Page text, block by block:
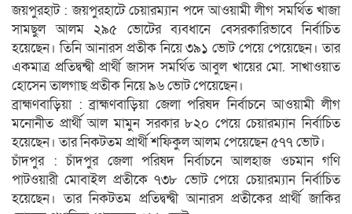
জয়পুরহাট : জয়পুরহাটে চেয়ারম্যান পদে আওয়ামী লীগ সমর্থিত খাজা
সামছুল আলম ২৯৫ ভোটের ব্যবধানে বেসরকারিভাবে নির্বাচিত
হয়েছেন। তিনি আনারস প্রতীক নিয়ে ৩৯১ ভোট পেয়ে পেয়েছেন। তার
একমাত্র প্রতিদ্বন্দ্বী প্রার্থী জাসদ সমর্থিত আবুল খায়ের মো. সাখাওয়াত
হোসেন তালগাছ প্রতীক নিয়ে ৯৬ ভোট পেয়েছেন।
ব্রাহ্মণবাড়িয়া : ব্রাহ্মণবাড়িয়া জেলা পরিষদ নির্বাচনে আওয়ামী লীগ
মনোনীত প্রার্থী আল মামুন সরকার ৮২০ পেয়ে চেয়ারম্যান নির্বাচিত
হয়েছেন। তার নিকটতম প্রার্থী শফিকুল আলম পেয়েছেন ৫৭৭ ভোট।
চাঁদপুর : চাঁদপুর জেলা পরিষদ নির্বাচনে আলহাজ ওচমান গণি
পাটওয়ারী মোবাইল প্রতীকে ৭৩৮ ভোট পেয়ে চেয়ারম্যান নির্বাচিত
হয়েছেন। তার নিকটতম প্রতিদ্বন্দ্বী আনারস প্রতীকের প্রার্থী জাকির